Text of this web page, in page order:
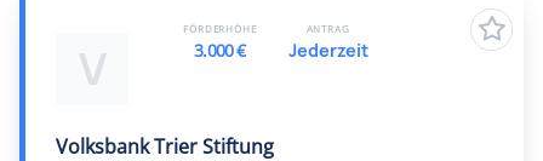
V
Volksbank Trier Stiftung
FÖRDERHÖHE
3.000 €
ANTRAG
Jederzeit